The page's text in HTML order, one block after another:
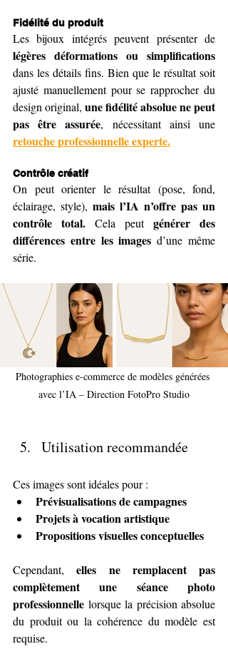
Fidélité du produit
légères déformations ou simplifications
dans les détails fins. Bien que le résultat soit
ajusté manuellement pour se rapprocher du
design original, une fidélité absolue ne peut
pas être assurée
retouche professionnelle experte.
Contrôle créatif
On peut orienter le résultat (pose, fond,
éclairage, style), mais l’IA n’offre pas un
contrôle total. Cela peut générer des
différences entre les images d’une même
série.
Photographies e-commerce de modèles générées
avec l’IA – Direction FotoPro Studio
Utilisation recommandée
Ces images sont idéales pour :
Prévisualisations de campagnes
Projets à vocation artistique
Propositions visuelles conceptuelles
Cependant, elles ne remplacent pas
complètement une séance photo
professionnelle lorsque la précision absolue
du produit ou la cohérence du modèle est
requise.